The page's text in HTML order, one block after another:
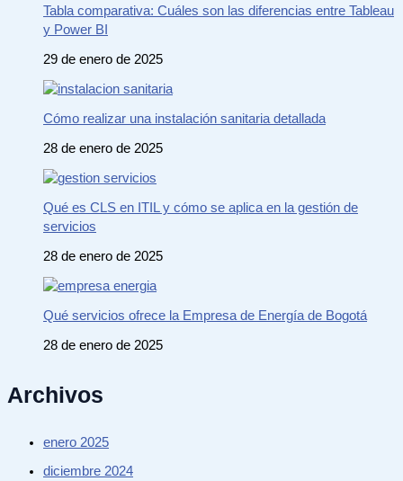
Tabla comparativa: Cuáles son las diferencias entre Tableau
y Power BI
29 de enero de 2025
Cómo realizar una instalación sanitaria detallada
28 de enero de 2025
Qué es CLS en ITIL y cómo se aplica en la gestión de
servicios
28 de enero de 2025
Qué servicios ofrece la Empresa de Energía de Bogotá
28 de enero de 2025
Archivos
enero 2025
diciembre 2024